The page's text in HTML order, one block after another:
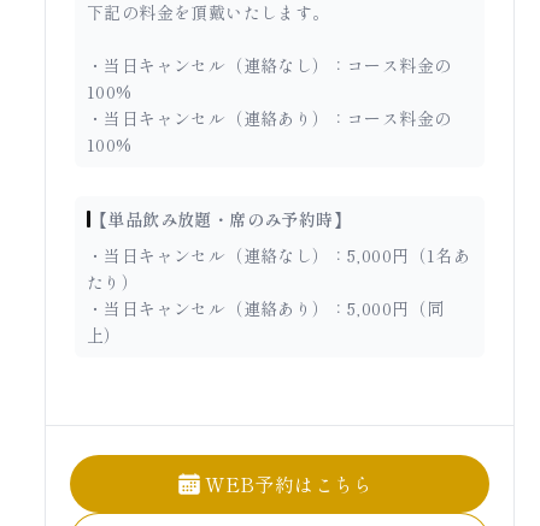
下記の料金を頂戴いたします。
・当日キャンセル（連絡なし）：コース料金の
100%
・当日キャンセル（連絡あり）：コース料金の
100%
【単品飲み放題・席のみ予約時】
・当日キャンセル（連絡なし）：5,000円（1名あ
たり）
・当日キャンセル（連絡あり）：5,000円（同
上）
WEB予約はこちら